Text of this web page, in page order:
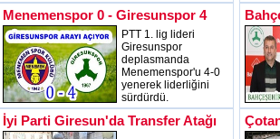
Menemenspor 0 - Giresunspor 4
PTT 1. lig lideri
Giresunspor
deplasmanda
Menemenspor'u 4-0
yenerek liderliğini
sürdürdü.
İyi Parti Giresun'da Transfer Atağı